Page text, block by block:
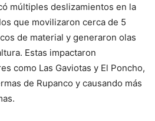
múltiples deslizamientos en la
que movilizaron cerca de 5
de material y generaron olas
Estas impactaron
como Las Gaviotas y El Poncho,
de Rupanco y causando más